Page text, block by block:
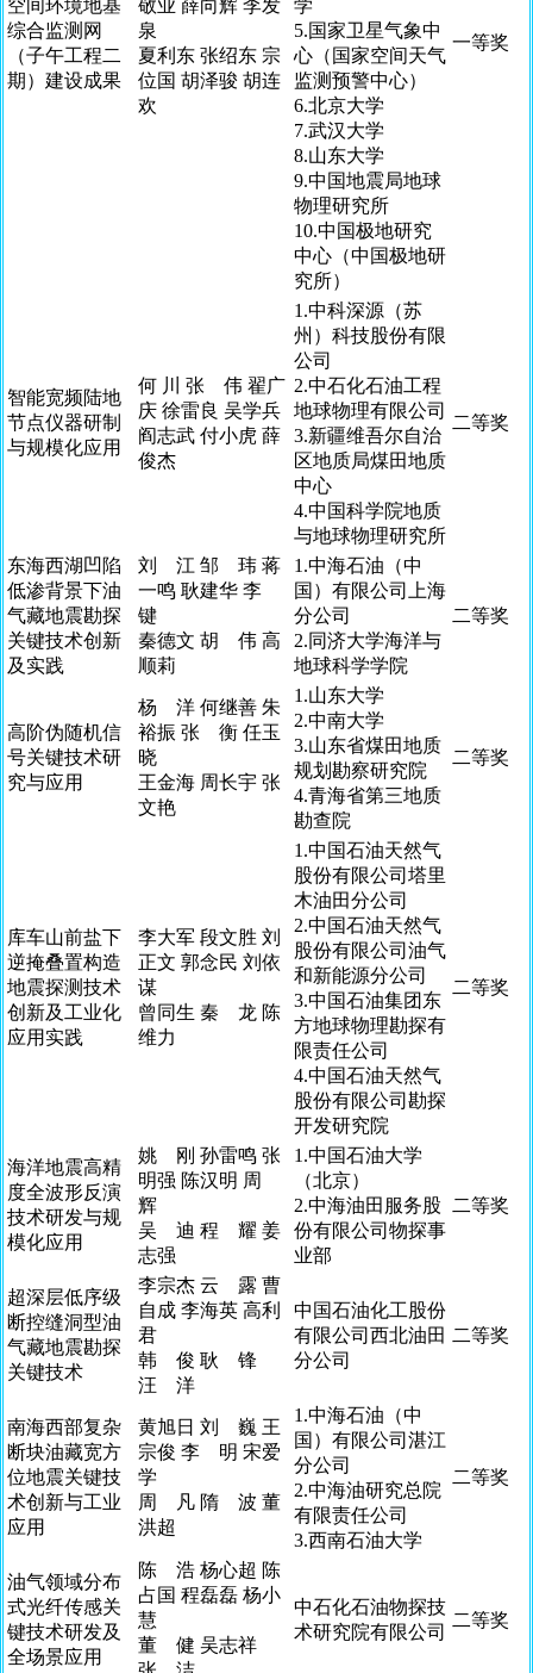
空间环境地基
综合监测网
（子午工程二
期）建设成果
敬业 薛向辉 李发
泉
夏利东 张绍东 宗
位国 胡泽骏 胡连
欢
学
5.国家卫星气象中
心（国家空间天气
监测预警中心）
6.北京大学
7.武汉大学
8.山东大学
9.中国地震局地球
物理研究所
10.中国极地研究
中心（中国极地研
究所）
一等奖
智能宽频陆地
节点仪器研制
与规模化应用
何 川 张 伟 翟广
庆 徐雷良 吴学兵
阎志武 付小虎 薛
俊杰
1.中科深源（苏
州）科技股份有限
公司
2.中石化石油工程
地球物理有限公司
3.新疆维吾尔自治
区地质局煤田地质
中心
4.中国科学院地质
与地球物理研究所
二等奖
东海西湖凹陷
低渗背景下油
气藏地震勘探
关键技术创新
及实践
刘 江 邹 玮 蒋
一鸣 耿建华 李
键
秦德文 胡 伟 高
顺莉
1.中海石油（中
国）有限公司上海
分公司
2.同济大学海洋与
地球科学学院
二等奖
高阶伪随机信
号关键技术研
究与应用
杨 洋 何继善 朱
裕振 张 衡 任玉
晓
王金海 周长宇 张
文艳
1.山东大学
2.中南大学
3.山东省煤田地质
规划勘察研究院
4.青海省第三地质
勘查院
二等奖
库车山前盐下
逆掩叠置构造
地震探测技术
创新及工业化
应用实践
李大军 段文胜 刘
正文 郭念民 刘依
谋
曾同生 秦 龙 陈
维力
1.中国石油天然气
股份有限公司塔里
木油田分公司
2.中国石油天然气
股份有限公司油气
和新能源分公司
3.中国石油集团东
方地球物理勘探有
限责任公司
4.中国石油天然气
股份有限公司勘探
开发研究院
二等奖
海洋地震高精
度全波形反演
技术研发与规
模化应用
姚 刚 孙雷鸣 张
明强 陈汉明 周
辉
吴 迪 程 耀 姜
志强
1.中国石油大学
（北京）
2.中海油田服务股
份有限公司物探事
业部
二等奖
超深层低序级
断控缝洞型油
气藏地震勘探
关键技术
李宗杰 云 露 曹
自成 李海英 高利
君
韩 俊 耿 锋
汪 洋
中国石油化工股份
有限公司西北油田
分公司
二等奖
南海西部复杂
断块油藏宽方
位地震关键技
术创新与工业
应用
黄旭日 刘 巍 王
宗俊 李 明 宋爱
学
周 凡 隋 波 董
洪超
1.中海石油（中
国）有限公司湛江
分公司
2.中海油研究总院
有限责任公司
3.西南石油大学
二等奖
油气领域分布
式光纤传感关
键技术研发及
全场景应用
陈 浩 杨心超 陈
占国 程磊磊 杨小
慧
董 健 吴志祥
中石化石油物探技
术研究院有限公司
二等奖